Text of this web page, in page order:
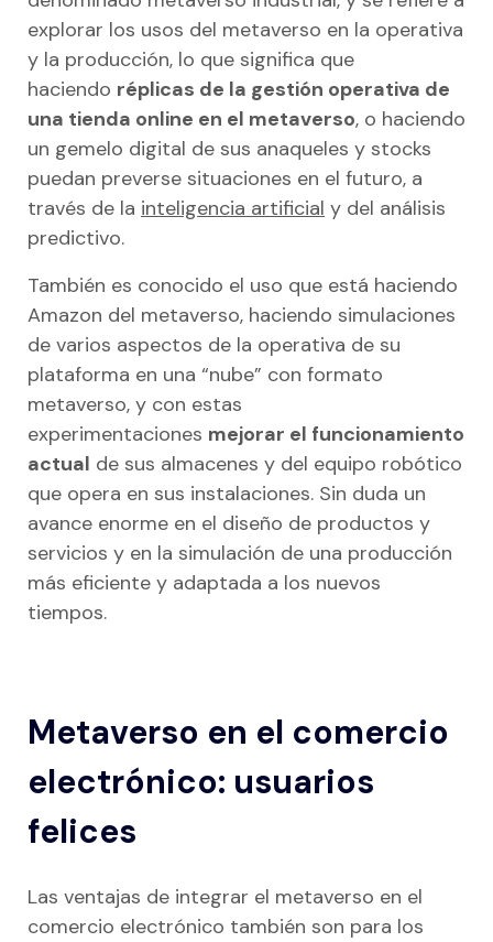
explorar los usos del metaverso en la operativa
y la producción, lo que significa que
haciendo réplicas de la gestión operativa de
una tienda online en el metaverso, o haciendo
un gemelo digital de sus anaqueles y stocks
puedan preverse situaciones en el futuro, a
través de la inteligencia artificial y del análisis
predictivo.
También es conocido el uso que está haciendo
Amazon del metaverso, haciendo simulaciones
de varios aspectos de la operativa de su
plataforma en una “nube” con formato
metaverso, y con estas
experimentaciones mejorar el funcionamiento
actual de sus almacenes y del equipo robótico
que opera en sus instalaciones. Sin duda un
avance enorme en el diseño de productos y
servicios y en la simulación de una producción
más eficiente y adaptada a los nuevos
tiempos.
Metaverso en el comercio
electrónico: usuarios
felices
Las ventajas de integrar el metaverso en el
comercio electrónico también son para los